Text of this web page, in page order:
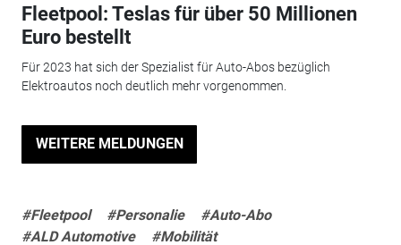
Fleetpool: Teslas für über 50 Millionen
Euro bestellt
Für 2023 hat sich der Spezialist für Auto-Abos bezüglich
Elektroautos noch deutlich mehr vorgenommen.
WEITERE MELDUNGEN
#Fleetpool #Personalie
#Auto-Abo
#ALD Automotive
#Mobilität